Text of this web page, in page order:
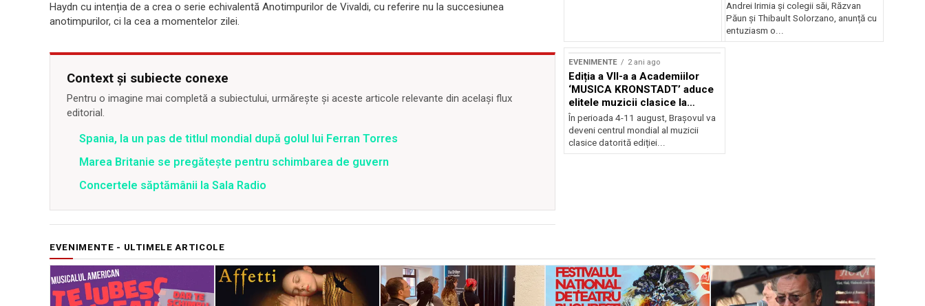
Haydn cu intenția de a crea o serie echivalentă Anotimpurilor de Vivaldi, cu referire nu la succesiunea
anotimpurilor, ci la cea a momentelor zilei.
Context și subiecte conexe
Pentru o imagine mai completă a subiectului, urmărește și aceste articole relevante din același flux
editorial.
Spania, la un pas de titlul mondial după golul lui Ferran Torres
Marea Britanie se pregătește pentru schimbarea de guvern
Concertele săptămânii la Sala Radio
Andrei Irimia și colegii săi, Răzvan
Păun și Thibault Solorzano, anunță cu
entuziasm o...
EVENIMENTE 2 ani ago
Ediția a VII-a a Academiilor
‘MUSICA KRONSTADT’ aduce
elitele muzicii clasice la
Brașov
În perioada 4-11 august, Brașovul va
deveni centrul mondial al muzicii
clasice datorită ediției...
EVENIMENTE - ULTIMELE ARTICOLE